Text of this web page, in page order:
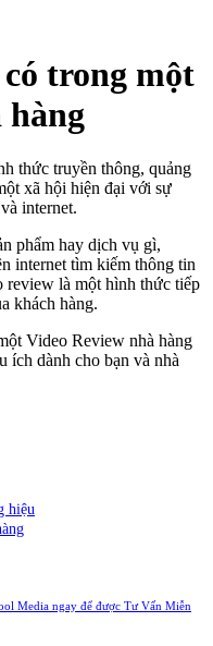
trong một
hàng
thức truyền thông, quảng
xã hội hiện đại với sự
internet.
phẩm hay dịch vụ gì,
internet tìm kiếm thông tin
review là một hình thức tiếp
khách hàng.
Video Review nhà hàng
ích dành cho bạn và nhà
hiệu
Media ngay để được Tư Vấn Miễn